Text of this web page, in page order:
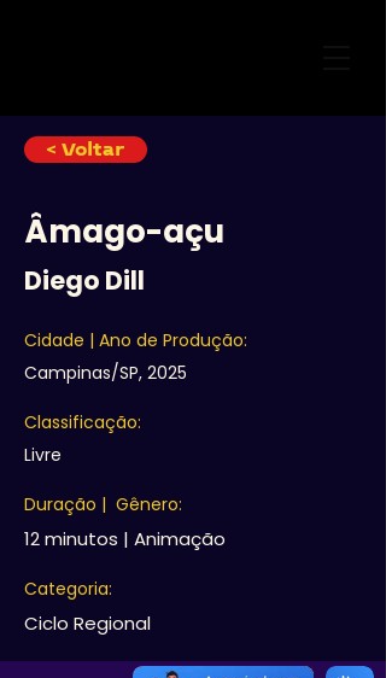
< Voltar
Âmago-açu
Diego Dill
Cidade | Ano de Produção:
Campinas/SP, 2025
Classificação:
Livre
Duração | Gênero:
12 minutos | Animação
Categoria:
Ciclo Regional